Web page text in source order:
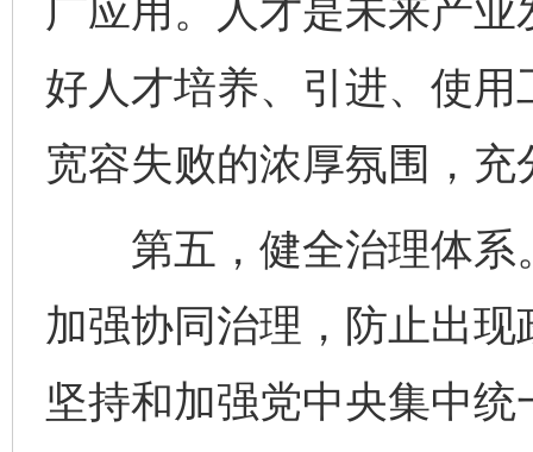
广应用。人才是未来产
好人才培养、引进、使
宽容失败的浓厚氛围，
第五，健全治理体系
加强协同治理，防止出
坚持和加强党中央集中